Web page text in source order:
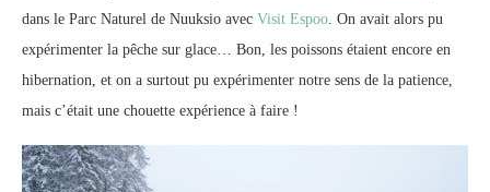
dans le Parc Naturel de Nuuksio avec Visit Espoo . On avait alors pu
expérimenter la pêche sur glace… Bon, les poissons étaient encore en
hibernation, et on a surtout pu expérimenter notre sens de la patience,
mais c’était une chouette expérience à faire !